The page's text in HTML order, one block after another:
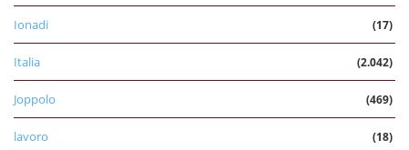
Ionadi (17)
Italia (2.042)
Joppolo (469)
lavoro (18)